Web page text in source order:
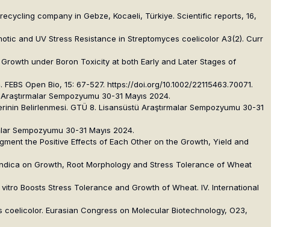
company in Gebze, Kocaeli, Türkiye. Scientific reports, 16,
and UV Stress Resistance in Streptomyces coelicolor A3(2). Curr
under Boron Toxicity at both Early and Later Stages of
FEBS Open Bio, 15: 67-527. https://doi.org/10.1002/22115463.70071.
Sempozyumu 30-31 Mayıs 2024.
Belirlenmesi. GTÜ 8. Lisansüstü Araştırmalar Sempozyumu 30-31
Sempozyumu 30-31 Mayıs 2024.
the Positive Effects of Each Other on the Growth, Yield and
on Growth, Root Morphology and Stress Tolerance of Wheat
Boosts Stress Tolerance and Growth of Wheat. IV. International
Eurasian Congress on Molecular Biotechnology, O23,